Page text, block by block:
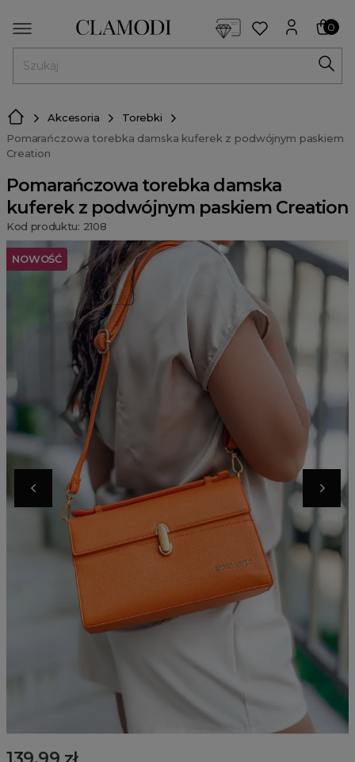
0
Akcesoria
Torebki
Pomarańczowa torebka damska kuferek z podwójnym paskiem
Creation
Pomarańczowa torebka damska
kuferek z podwójnym paskiem Creation
Kod produktu: 2108
NOWOŚĆ